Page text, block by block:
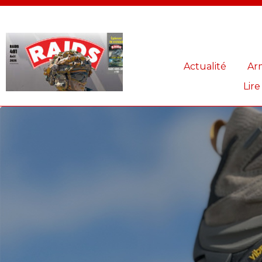
Actualité
Panneau de gestion des cookies